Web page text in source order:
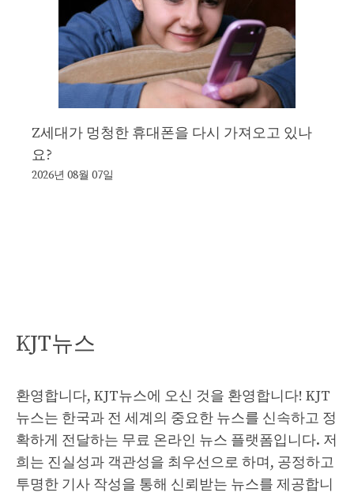
Z세대가 멍청한 휴대폰을 다시 가져오고 있나
요?
2026년 08월 07일
KJT뉴스
환영합니다, KJT뉴스에 오신 것을 환영합니다! KJT
뉴스는 한국과 전 세계의 중요한 뉴스를 신속하고 정
확하게 전달하는 무료 온라인 뉴스 플랫폼입니다. 저
희는 진실성과 객관성을 최우선으로 하며, 공정하고
투명한 기사 작성을 통해 신뢰받는 뉴스를 제공합니